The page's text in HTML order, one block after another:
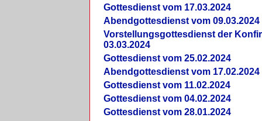
Gottesdienst vom 17.03.2024
Abendgottesdienst vom 09.03.2024
Vorstellungsgottesdienst der
03.03.2024
Gottesdienst vom 25.02.2024
Abendgottesdienst vom 17.02.2024
Gottesdienst vom 11.02.2024
Gottesdienst vom 04.02.2024
Gottesdienst vom 28.01.2024